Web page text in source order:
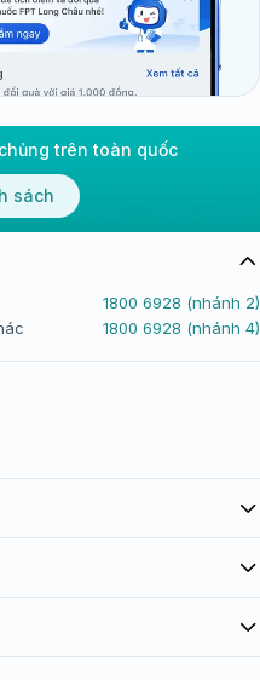
trên toàn quốc
sách
Châu
1800 6928 (nhánh 2)
1800 6928 (nhánh 4)